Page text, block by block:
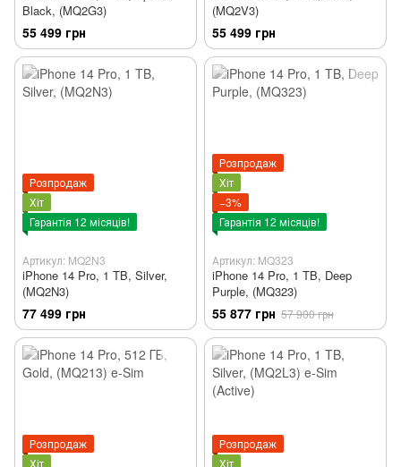
Black, (MQ2G3)
55 499 грн
(MQ2V3)
55 499 грн
Розпродаж
Хіт
Гарантія 12 місяців!
Артикул: MQ2N3
iPhone 14 Pro, 1 TB, Silver,
(MQ2N3)
77 499 грн
Розпродаж
Хіт
−3%
Гарантія 12 місяців!
Артикул: MQ323
iPhone 14 Pro, 1 TB, Deep
Purple, (MQ323)
55 877 грн 57 900 грн
Розпродаж
Хіт
Розпродаж
Хіт